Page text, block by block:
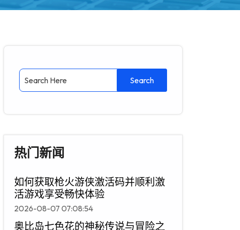
热门新闻
如何获取枪火游侠激活码并顺利激
活游戏享受畅快体验
2026-08-07 07:08:54
奥比岛七色花的神秘传说与冒险之